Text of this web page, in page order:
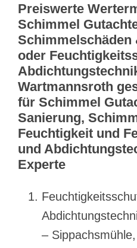
Preiswerte
Schimmel
Schimmelschäden
oder
Wartmannsroth
für Schimmel
Sanierung,
Feuchtigkeit und
und
Experte
–